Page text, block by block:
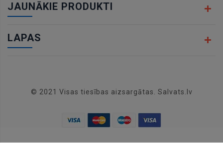
JAUNĀKIE PRODUKTI
LAPAS
© 2021 Visas tiesības aizsargātas. Salvats.lv